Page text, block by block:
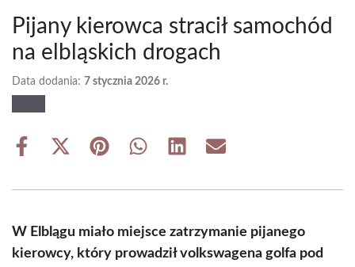
Pijany kierowca stracił samochód
na elbląskich drogach
Data dodania: 7 stycznia 2026 r.
Share
Share
(Twitter)
Share Share Share Share
W Elblągu miało miejsce zatrzymanie pijanego
kierowcy, który prowadził volkswagena golfa pod